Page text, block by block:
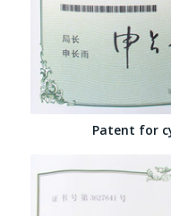
Patent for